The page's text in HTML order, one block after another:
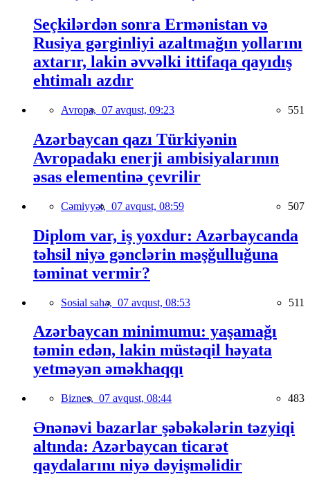
Seçkilərdən sonra Ermənistan və
Rusiya gərginliyi azaltmağın yollarını
axtarır, lakin əvvəlki ittifaqa qayıdış
ehtimalı azdır
Avropa, 07 avqust, 09:23 551
Azərbaycan qazı Türkiyənin
Avropadakı enerji ambisiyalarının
əsas elementinə çevrilir
Cəmiyyət, 07 avqust, 08:59 507
Diplom var, iş yoxdur: Azərbaycanda
təhsil niyə gənclərin məşğulluğuna
təminat vermir?
Sosial sahə, 07 avqust, 08:53 511
Azərbaycan minimumu: yaşamağı
təmin edən, lakin müstəqil həyata
yetməyən əməkhaqqı
Biznes, 07 avqust, 08:44 483
Ənənəvi bazarlar şəbəkələrin təzyiqi
altında: Azərbaycan ticarət
qaydalarını niyə dəyişməlidir